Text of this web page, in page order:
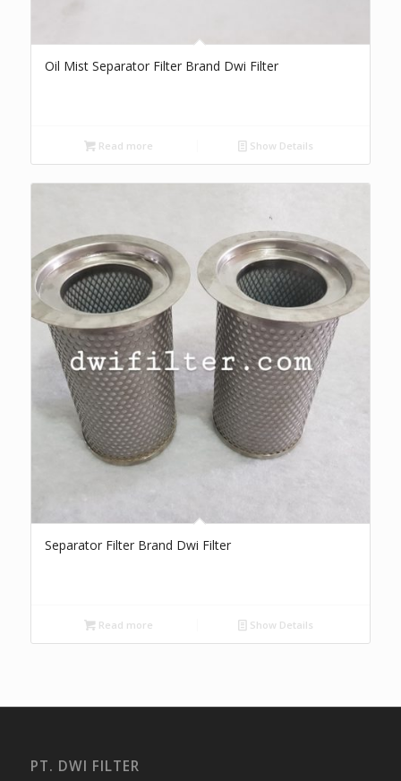
Oil Mist Separator Filter Brand Dwi Filter
Read more Show Details
Separator Filter Brand Dwi Filter
Read more Show Details
PT. DWI FILTER